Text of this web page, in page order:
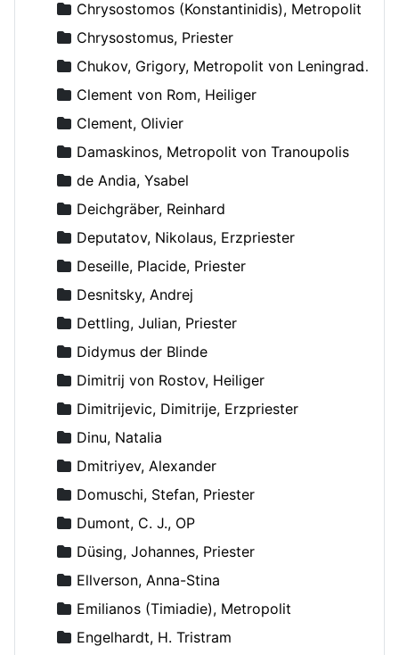
Chrysostomos (Konstantinidis), Metropolit
Chrysostomus, Priester
Chukov, Grigory, Metropolit von Leningrad und Novgorod
Clement von Rom, Heiliger
Clement, Olivier
Damaskinos, Metropolit von Tranoupolis
de Andia, Ysabel
Deichgräber, Reinhard
Deputatov, Nikolaus, Erzpriester
Deseille, Placide, Priester
Desnitsky, Andrej
Dettling, Julian, Priester
Didymus der Blinde
Dimitrij von Rostov, Heiliger
Dimitrijevic, Dimitrije, Erzpriester
Dinu, Natalia
Dmitriyev, Alexander
Domuschi, Stefan, Priester
Dumont, C. J., OP
Düsing, Johannes, Priester
Ellverson, Anna-Stina
Emilianos (Timiadie), Metropolit
Engelhardt, H. Tristram